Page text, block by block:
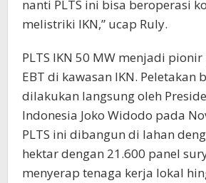
nanti PLTS ini bisa beroperasi
melistriki IKN,” ucap Ruly.
PLTS IKN 50 MW menjadi
EBT di kawasan IKN. Peletakan
dilakukan langsung oleh
Indonesia Joko Widodo pada
PLTS ini dibangun di lahan
hektar dengan 21.600 panel
menyerap tenaga kerja lokal